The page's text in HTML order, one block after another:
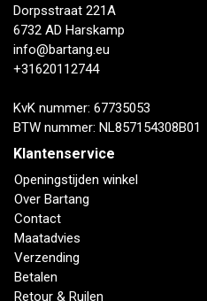
Dorpsstraat 221A
6732 AD Harskamp
info@bartang.eu
+31620112744
KvK nummer: 67735053
BTW nummer: NL857154308B01
Klantenservice
Openingstijden winkel
Over Bartang
Contact
Maatadvies
Verzending
Betalen
Retour & Ruilen